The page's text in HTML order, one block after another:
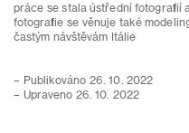
práce se stala ústřední fotografií
fotografie se věnuje také
častým návštěvám Itálie
– Publikováno 26. 10. 2022
– Upraveno 26. 10. 2022